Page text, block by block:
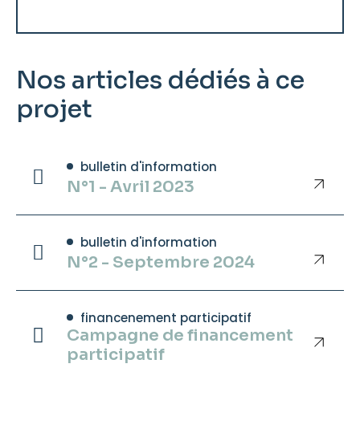
Nos articles dédiés à ce
projet
bulletin d'information
N°1 - Avril 2023
bulletin d'information
N°2 - Septembre 2024
financenement participatif
Campagne de financement
participatif